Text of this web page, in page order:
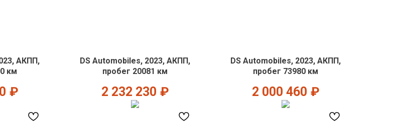
АКПП,
км
₽
DS Automobiles, 2023, АКПП,
пробег 20081 км
2 232 230 ₽
DS Automobiles, 2023, АКПП,
пробег 73980 км
2 000 460 ₽